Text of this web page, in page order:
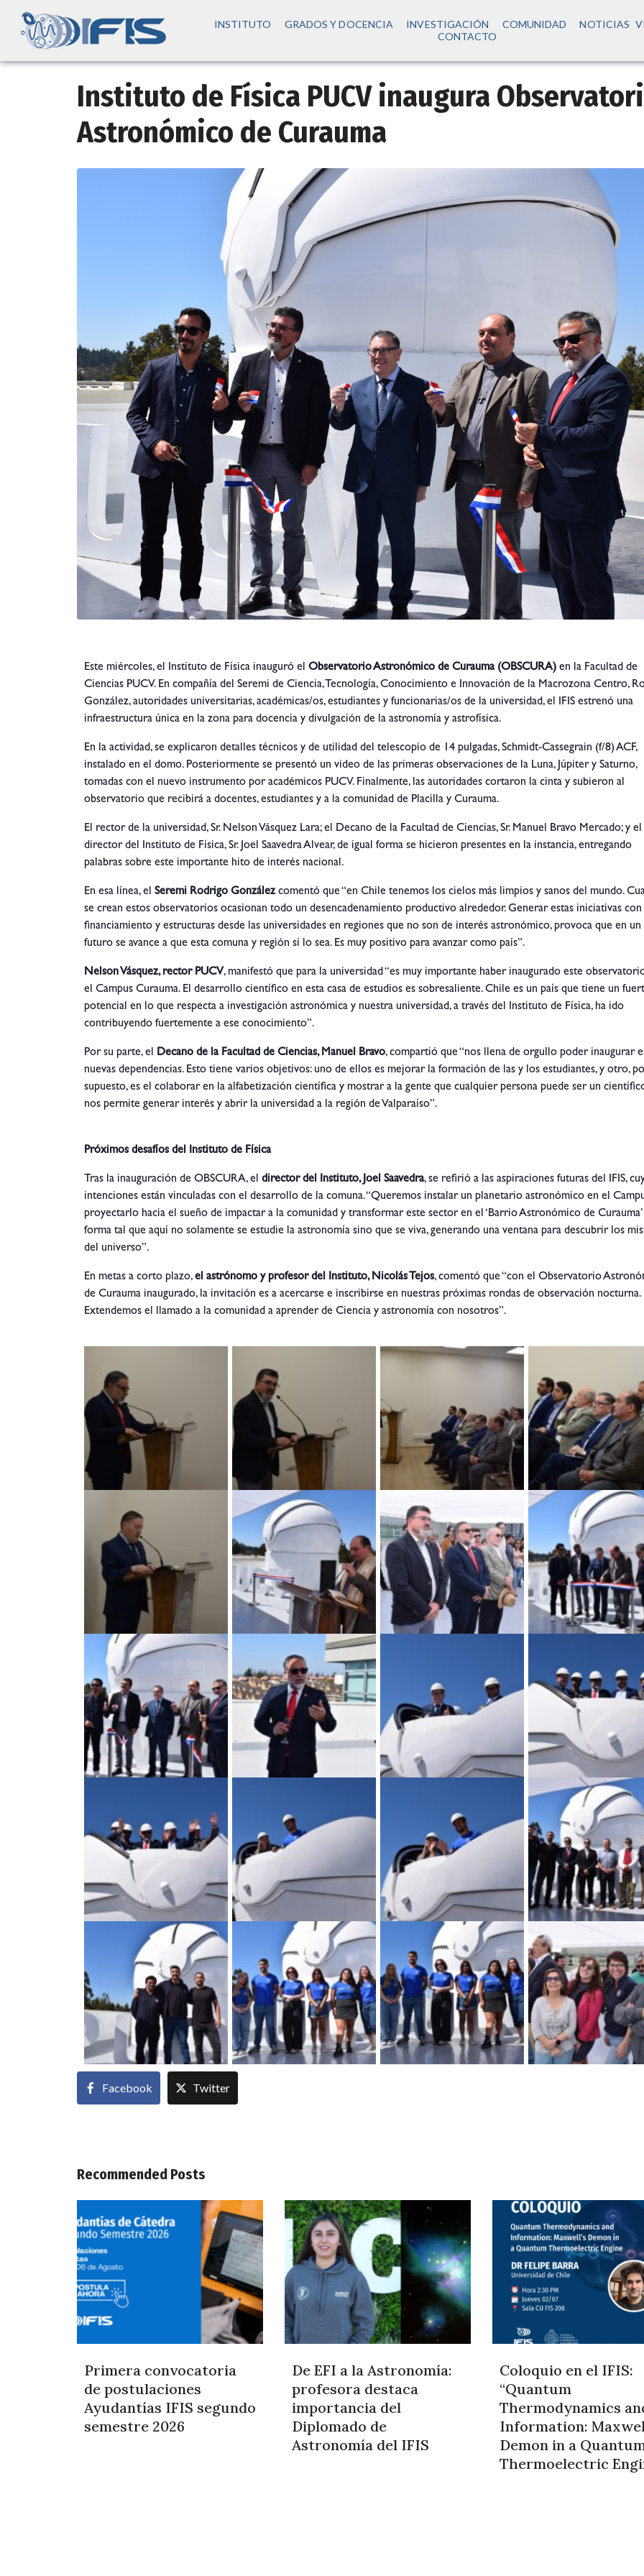
INSTITUTO GRADOS Y DOCENCIA INVESTIGACIÓN COMUNIDAD NOTICIAS
CONTACTO
Instituto de Física PUCV inaugura
Astronómico de Curauma
Este miércoles, el Instituto de Física inauguró el Observatorio Astronómico de Curauma (OBSCURA) en la Facultad de
Ciencias PUCV. En compañía del Seremi de Ciencia, Tecnología, Conocimiento e Innovación de la Macrozona Centro,
González, autoridades universitarias, académicas/os, estudiantes y funcionarias/os de la universidad, el IFIS estrenó una
infraestructura única en la zona para docencia y divulgación de la astronomía y astrofísica.
En la actividad, se explicaron detalles técnicos y de utilidad del telescopio de 14 pulgadas, Schmidt-Cassegrain (f/8) ACF,
instalado en el domo. Posteriormente se presentó un video de las primeras observaciones de la Luna, Júpiter y Saturno,
tomadas con el nuevo instrumento por académicos PUCV. Finalmente, las autoridades cortaron la cinta y subieron al
observatorio que recibirá a docentes, estudiantes y a la comunidad de Placilla y Curauma.
El rector de la universidad, Sr. Nelson Vásquez Lara; el Decano de la Facultad de Ciencias, Sr. Manuel Bravo Mercado; y el
director del Instituto de Física, Sr. Joel Saavedra Alvear, de igual forma se hicieron presentes en la instancia, entregando
palabras sobre este importante hito de interés nacional.
En esa línea, el Seremi Rodrigo Gonzálezcomentó que “en Chile tenemos los cielos más limpios y sanos del mundo.
se crean estos observatorios ocasionan todo un desencadenamiento productivo alrededor. Generar estas iniciativas con
financiamiento y estructuras desde las universidades en regiones que no son de interés astronómico, provoca que en un
futuro se avance a que esta comuna y región sí lo sea. Es muy positivo para avanzar como país”.
Nelson Vásquez, rector PUCV, manifestó que para la universidad “es muy importante haber inaugurado este
el Campus Curauma. El desarrollo científico en esta casa de estudios es sobresaliente. Chile es un país que tiene un
potencial en lo que respecta a investigación astronómica y nuestra universidad, a través del Instituto de Física, ha ido
contribuyendo fuertemente a ese conocimiento”.
Por su parte, el Decano de la Facultad de Ciencias, Manuel Bravo, compartió que “nos llena de orgullo poder inaugurar
nuevas dependencias. Esto tiene varios objetivos: uno de ellos es mejorar la formación de las y los estudiantes, y otro,
supuesto, es el colaborar en la alfabetización científica y mostrar a la gente que cualquier persona puede ser un
nos permite generar interés y abrir la universidad a la región de Valparaíso”.
Próximos desafíos del Instituto de Física
Tras la inauguración de OBSCURA, el director del Instituto, Joel Saavedra, se refirió a las aspiraciones futuras del IFIS,
intenciones están vinculadas con el desarrollo de la comuna. “Queremos instalar un planetario astronómico en el
proyectarlo hacia el sueño de impactar a la comunidad y transformar este sector en el ‘Barrio Astronómico de
forma tal que aquí no solamente se estudie la astronomía sino que se viva, generando una ventana para descubrir los
del universo”.
En metas a corto plazo,el astrónomo y profesor del Instituto, Nicolás Tejos, comentó que “con el Observatorio
de Curauma inaugurado, la invitación es a acercarse e inscribirse en nuestras próximas rondas de observación nocturna.
Extendemos el llamado a la comunidad a aprender de Ciencia y astronomía con nosotros”.
Facebook Twitter
Recommended Posts
Primera convocatoria
de postulaciones
Ayudantías IFIS segundo
semestre 2026
De EFI a la Astronomía:
profesora destaca
importancia del
Diplomado de
Astronomía del IFIS
Coloquio en el IFIS:
“Quantum
Thermodynamics
Information:
Demon in a
Thermoelectric